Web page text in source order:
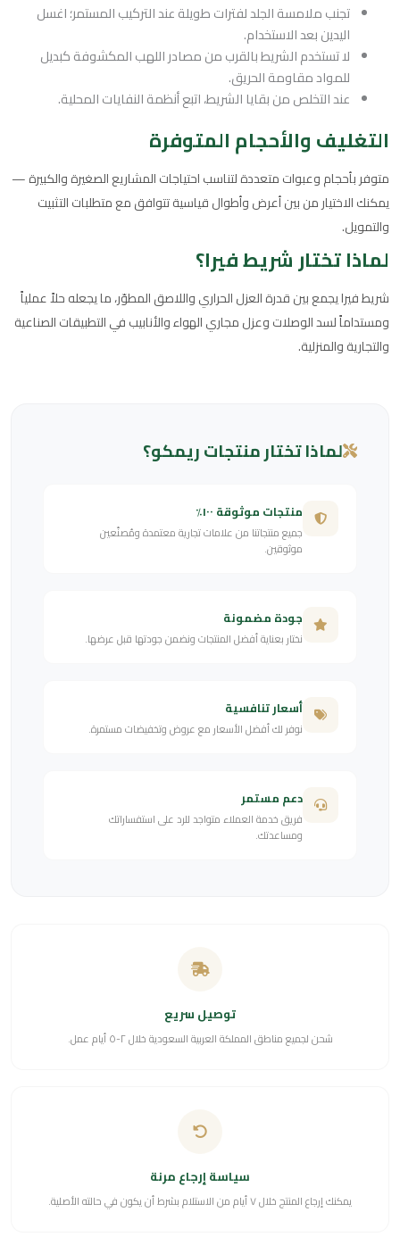
تجنب ملامسة الجلد لفترات طويلة عند التركيب المستمر؛ اغسل
اليدين بعد الاستخدام.
لا تستخدم الشريط بالقرب من مصادر اللهب المكشوفة كبديل
للمواد مقاومة الحريق.
عند التخلص من بقايا الشريط، اتبع أنظمة النفايات المحلية.
التغليف والأحجام المتوفرة
متوفر بأحجام وعبوات متعددة لتناسب احتياجات المشاريع الصغيرة والكبيرة —
يمكنك الاختيار من بين أعرض وأطوال قياسية تتوافق مع متطلبات التثبيت
والتمويل.
لماذا تختار شريط فيرا؟
شريط فيرا يجمع بين قدرة العزل الحراري واللاصق المطوّر، ما يجعله حلاً عملياً
ومستداماً لسد الوصلات وعزل مجاري الهواء والأنابيب في التطبيقات الصناعية
والتجارية والمنزلية.
لماذا تختار منتجات ريمكو؟
منتجات موثوقة ١٠٠٪
جميع منتجاتنا من علامات تجارية معتمدة ومُصنّعين
موثوقين.
جودة مضمونة
نختار بعناية أفضل المنتجات ونضمن جودتها قبل عرضها.
أسعار تنافسية
نوفر لك أفضل الأسعار مع عروض وتخفيضات مستمرة.
دعم مستمر
فريق خدمة العملاء متواجد للرد على استفساراتك
ومساعدتك.
توصيل سريع
شحن لجميع مناطق المملكة العربية السعودية خلال ٢-٥ أيام عمل.
سياسة إرجاع مرنة
يمكنك إرجاع المنتج خلال ٧ أيام من الاستلام بشرط أن يكون في حالته الأصلية.